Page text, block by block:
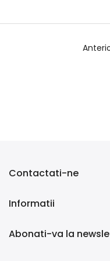
Contactati-ne
Informatii
Abonati-va la